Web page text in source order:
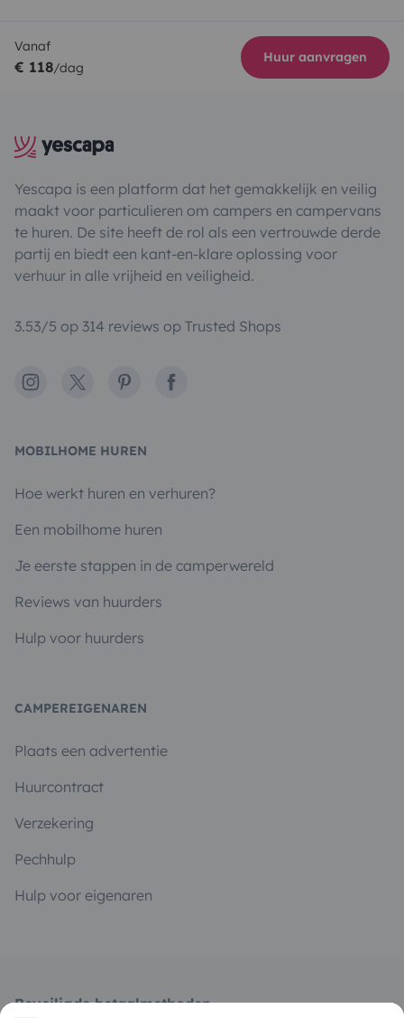
Vanaf
€ 118/dag
Huur aanvragen
Yescapa is een platform dat het gemakkelijk en veilig
maakt voor particulieren om campers en campervans
te huren. De site heeft de rol als een vertrouwde derde
partij en biedt een kant-en-klare oplossing voor
verhuur in alle vrijheid en veiligheid.
3.53/5 op 314 reviews op Trusted Shops
Instagram
X PinterestFacebook
MOBILHOME HUREN
Hoe werkt huren en verhuren?
Een mobilhome huren
Je eerste stappen in de camperwereld
Reviews van huurders
Hulp voor huurders
CAMPEREIGENAREN
Plaats een advertentie
Huurcontract
Verzekering
Pechhulp
Hulp voor eigenaren
Beveiligde betaalmethoden